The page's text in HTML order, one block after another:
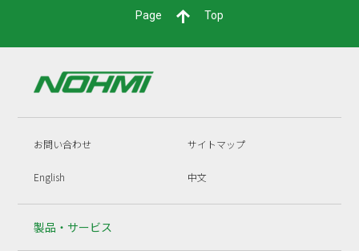
Page Top
お問い合わせ サイトマップ
English 中文
製品・サービス